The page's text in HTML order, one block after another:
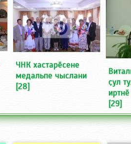
ЧНК хастарӗсене
медальпе чыслани
[28]
ҫул
[29]